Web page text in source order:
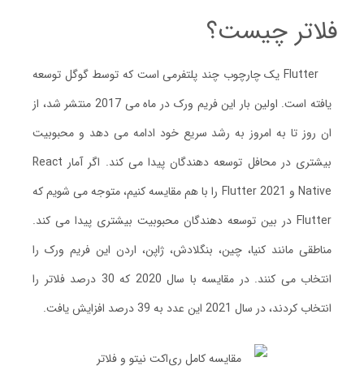
فلاتر چیست؟
Flutter یک چارچوب چند پلتفرمی است که توسط گوگل توسعه
یافته است. اولین بار این فریم ورک در ماه می 2017 منتشر شد، از
ان روز تا به امروز به رشد سریع خود ادامه می دهد و محبوبیت
بیشتری در محافل توسعه دهندگان پیدا می کند. اگر آمار React
Native و Flutter 2021 را با هم مقایسه کنیم، متوجه می شویم که
Flutter در بین توسعه دهندگان محبوبیت بیشتری پیدا می کند.
مناطقی مانند کنیا، چین، بنگلادش، ژاپن، اردن این فریم ورک را
انتخاب می کنند. در مقایسه با سال 2020 که 30 درصد فلاتر را
انتخاب کردند، در سال 2021 این عدد به 39 درصد افزایش یافت.